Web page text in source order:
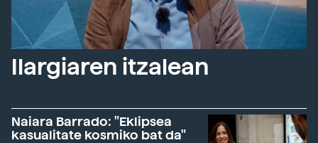
Ilargiaren itzalean
Naiara Barrado: "Eklipsea
kasualitate kosmiko bat da"